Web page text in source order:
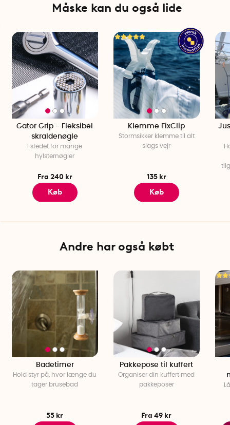
Måske kan du også lide
Gator Grip - Fleksibel
skraldenøgle
I stedet for mange
hylsternøgler
Fra 240 kr
Køb
Klemme FixClip
Stormsikker klemme til alt
slags vejr
135 kr
Køb
Andre har også købt
Badetimer
Hold styr på, hvor længe du
tager brusebad
55 kr
Pakkepose til kuffert
Organiser din kuffert med
pakkeposer
Fra 49 kr